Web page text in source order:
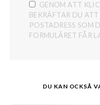
GENOM ATT
BEKRÄFTAR DU
POSTADRESS SOM
FORMULÄRET FÅR
DU KAN OCKSÅ